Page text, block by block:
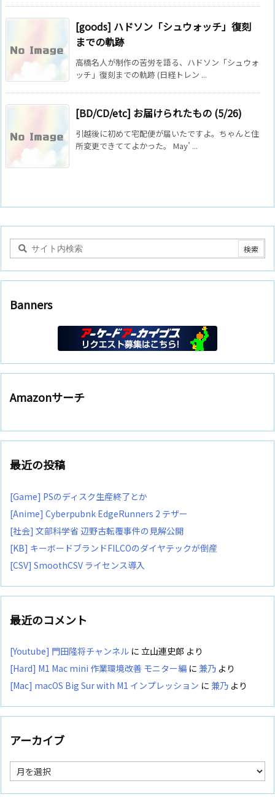
[goods] ハドソン「シュウォッチ」復刻
までの軌跡
高橋名人が制作の苦労を語る、ハドソン「シュウォ
ッチ」復刻までの軌跡 (日経トレン ...
[BD/CD/etc] お届けられたもの (5/26)
引越後に初めて宅配便が届いたですよ。ちゃんと住
所変更できててよかった。 May’ ...
Banners
Amazonサーチ
最近の投稿
[Game] PSのディスク生産終了とか
[Anime] Cyberpubnk EdgeRunners 2 テザー
[社会] 文部科学省 辺野古転覆事件の見解公開
[KB] キーボードブランドFILCOのダイヤテックが倒産
[CSV] SmoothCSV ライセンス導入
最近のコメント
[Youtube] 門田隆将チャンネル に 立山連史郎 より
[Hard] M1 Mac mini 作業環境改善 モニター編 に 兼乃 より
[Mac] macOS Big Sur with M1 インプレッション に 兼乃 より
アーカイブ
ア
ー
カ